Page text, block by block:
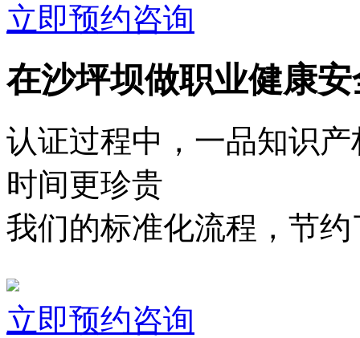
立即预约咨询
在沙坪坝做职业健康
认证过程中，一品知识
时间更珍贵
我们的标准化流程，节
立即预约咨询